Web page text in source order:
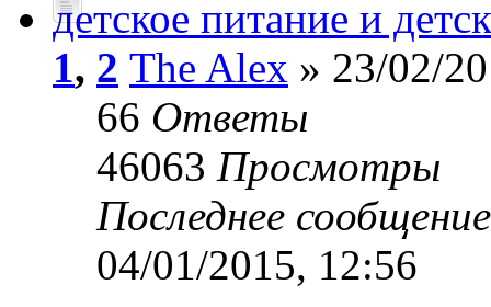
детское питание и
1, 2 The Alex » 23/02/
66 Ответы
46063 Просмотры
Последнее
04/01/2015, 12:56